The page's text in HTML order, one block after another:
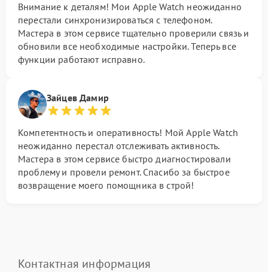
Внимание к деталям! Мои Apple Watch неожиданно
перестали синхронизироваться с телефоном.
Мастера в этом сервисе тщательно проверили связь и
обновили все необходимые настройки. Теперь все
функции работают исправно.
Зайцев Дамир
Компетентность и оперативность! Мой Apple Watch
неожиданно перестал отслеживать активность.
Мастера в этом сервисе быстро диагностировали
проблему и провели ремонт. Спасибо за быстрое
возвращение моего помощника в строй!
Контактная информация